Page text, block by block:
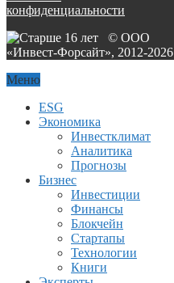
конфиденциальности
© ООО
«Инвест-Форсайт», 2012-2026
Меню
ESG
Экономика
Инвестклимат
Аналитика
Прогнозы
Бизнес
Инвестиции
Финансы
Блокчейн
Стартапы
Технологии
Книги